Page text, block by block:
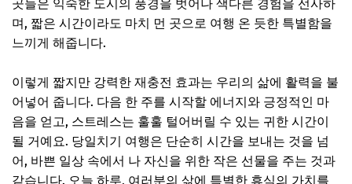
추가할인 코드 WRVE6
물멍과 여유: 강변, 호수, 바다 인근 명소
고요한 호수 둘레길에서 사색: 평온이 머무는 곳
서해안의 작은 포구에서 즐기는 여유: 바다 냄새 맡으며 힐링
📌 지금 뜨는 꿀정보! 놓치지 마세요
추가할인 코드 WRVE6
곳들은 익숙한 도시의 풍경을 벗어나 색다른 경험을 선사하
며, 짧은 시간이라도 마치 먼 곳으로 여행 온 듯한 특별함을
느끼게 해줍니다.
이렇게 짧지만 강력한 재충전 효과는 우리의 삶에 활력을 불
어넣어 줍니다. 다음 한 주를 시작할 에너지와 긍정적인 마
음을 얻고, 스트레스는 훌훌 털어버릴 수 있는 귀한 시간이
될 거예요. 당일치기 여행은 단순히 시간을 보내는 것을 넘
어, 바쁜 일상 속에서 나 자신을 위한 작은 선물을 주는 것과
같습니다. 오늘 하루, 여러분의 삶에 특별한 휴식의 가치를